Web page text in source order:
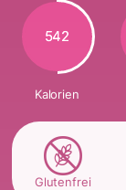
542
Kalorien
Glutenfrei